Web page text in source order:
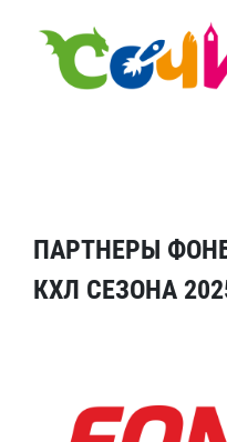
ПАРТНЕРЫ
КХЛ СЕЗОНА